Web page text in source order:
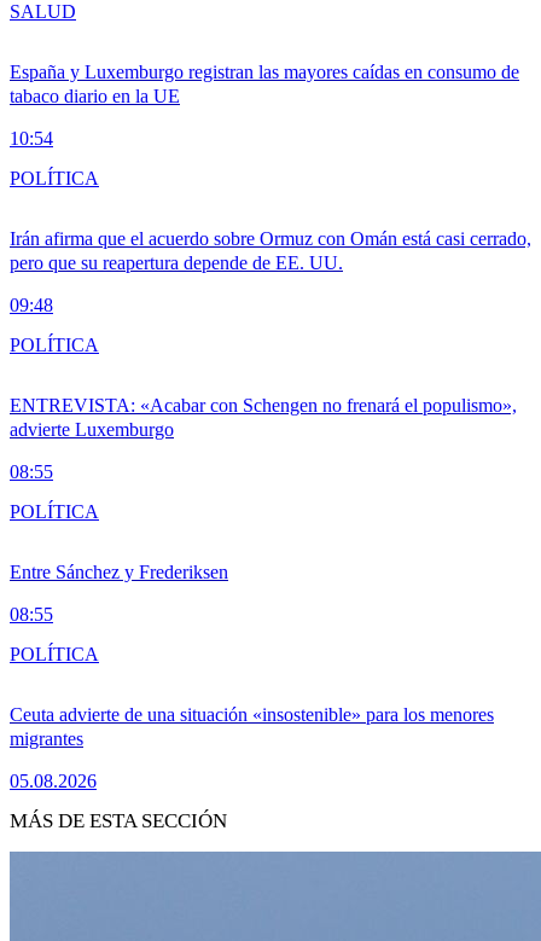
España y Luxemburgo registran las mayores caídas en consumo de
tabaco diario en la UE
10:54
SALUD
Irán afirma que el acuerdo sobre Ormuz con Omán está casi cerrado,
pero que su reapertura depende de EE. UU.
09:48
POLÍTICA
ENTREVISTA: «Acabar con Schengen no frenará el populismo»,
advierte Luxemburgo
08:55
POLÍTICA
Entre Sánchez y Frederiksen
08:55
POLÍTICA
Ceuta advierte de una situación «insostenible» para los menores
migrantes
05.08.2026
POLÍTICA
MÁS DE ESTA SECCIÓN